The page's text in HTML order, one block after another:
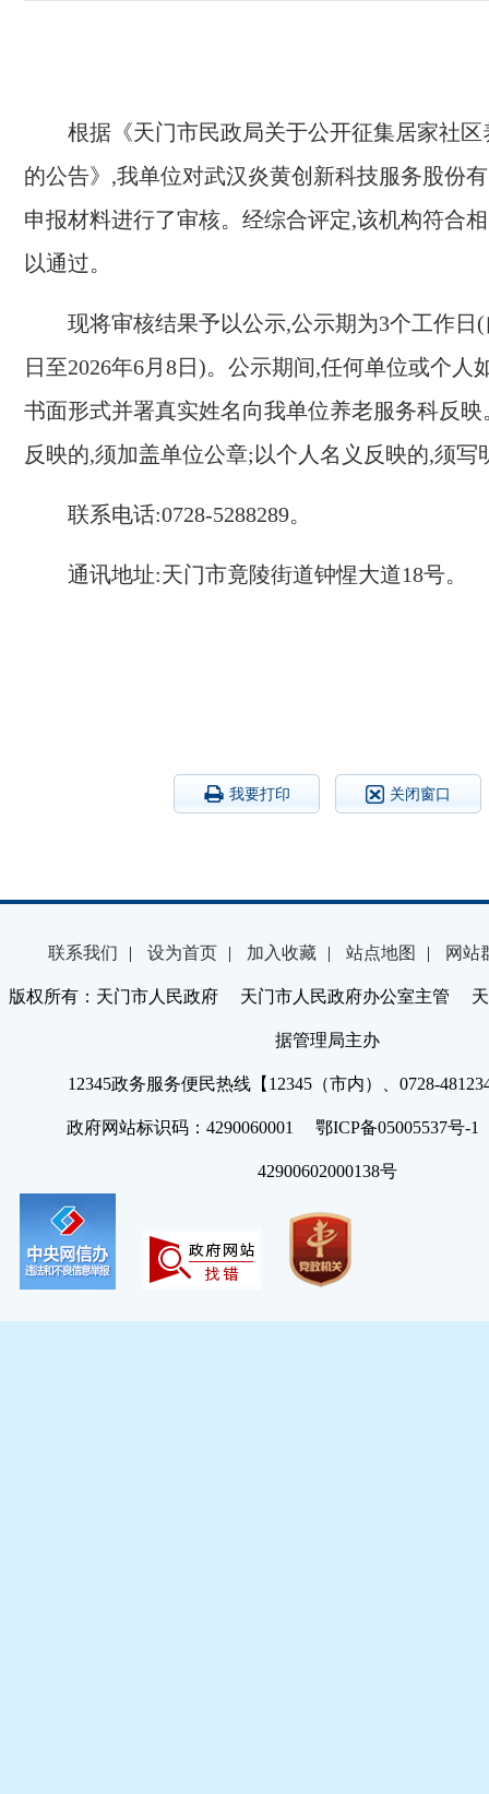
根据《天门市民政局关于公开征集居家社
的公告》,我单位对武汉炎黄创新科技服务股份
申报材料进行了审核。经综合评定,该机构符合
以通过。
现将审核结果予以公示,公示期为3个工作日(
日至2026年6月 8日)。公示期间,任何单位或个人
书面形式并署真实姓名向我单位养老服务科反
反映的,须加盖单位公章;以个人名义反映的,须写
联系电话:0728-5288289。
通讯地址:天门市竟陵街道钟惺大道18号。
我要打印 关闭窗口
联系我们 | 设为首页 | 加入收藏 | 站点地图 | 网站
版权所有：天门市人民政府 天门市人民政府办公室主管 天
据管理局主办
12345政务服务便民热线【12345（市内）、0728-
政府网站标识码：4290060001 鄂ICP备05005537号
42900602000138号